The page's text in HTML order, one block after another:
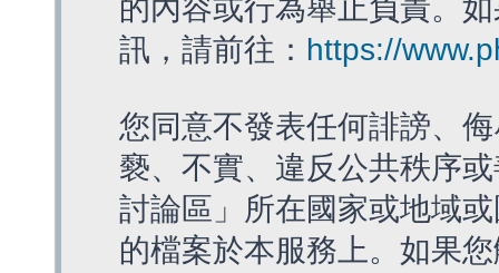
的內容或行為舉止負責。
訊，請前往： https://
您同意不發表任何誹謗、
褻、不實、違反公共秩序
討論區」所在國家或地域
的檔案於本服務上。如果